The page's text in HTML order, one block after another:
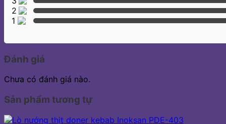
2
1
Đánh giá
Chưa có đánh giá nào.
Sản phẩm tương tự